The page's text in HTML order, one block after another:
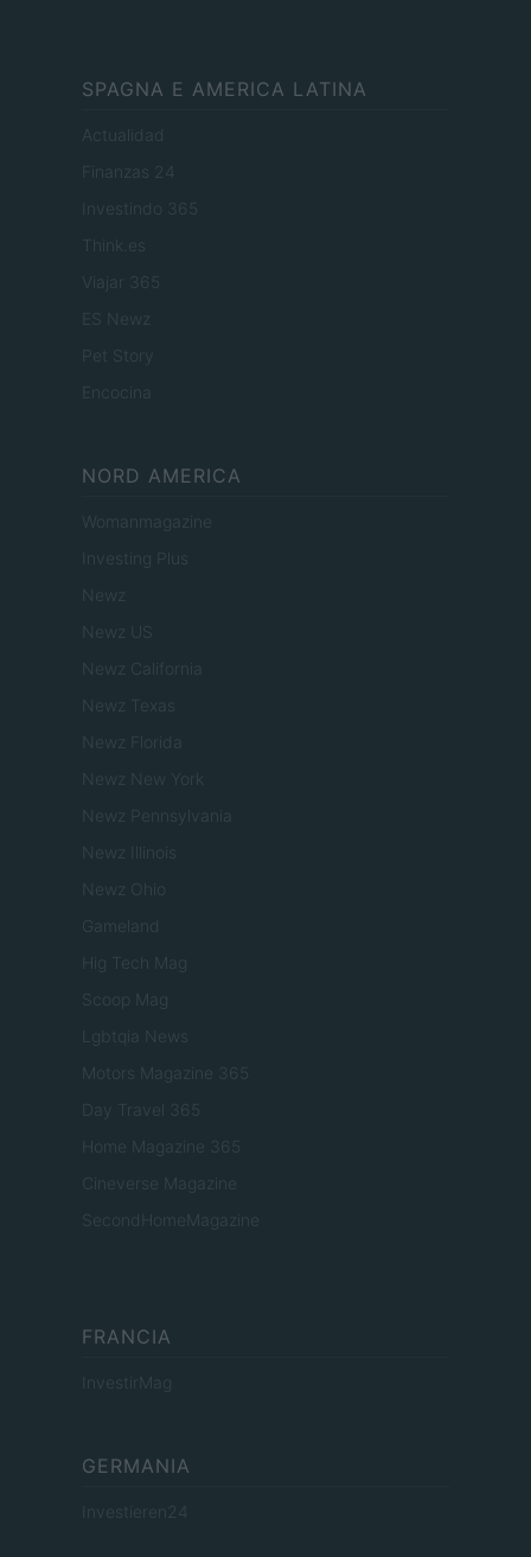
SPAGNA E AMERICA LATINA
Actualidad
Finanzas 24
Investindo 365
Think.es
Viajar 365
ES Newz
Pet Story
Encocina
NORD AMERICA
Womanmagazine
Investing Plus
Newz
Newz US
Newz California
Newz Texas
Newz Florida
Newz New York
Newz Pennsylvania
Newz Illinois
Newz Ohio
Gameland
Hig Tech Mag
Scoop Mag
Lgbtqia News
Motors Magazine 365
Day Travel 365
Home Magazine 365
Cineverse Magazine
SecondHomeMagazine
FRANCIA
InvestirMag
GERMANIA
Investieren24